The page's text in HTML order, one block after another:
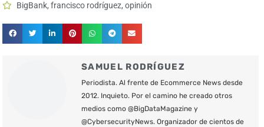
BigBank,francisco rodríguez,opinión
SAMUEL RODRÍGUEZ
Periodista. Al frente de Ecommerce News desde
2012. Inquieto. Por el camino he creado otros
medios como @BigDataMagazine y
@CybersecurityNews. Organizador de cientos de